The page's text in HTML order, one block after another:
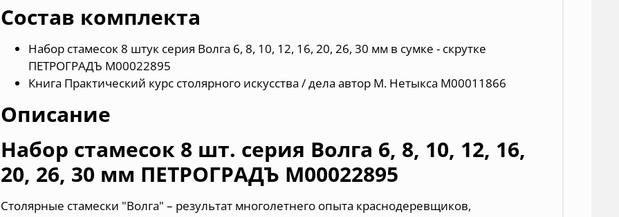
Состав комплекта
Набор стамесок 8 штук серия Волга 6, 8, 10, 12, 16, 20, 26, 30 мм в сумке - скрутке
ПЕТРОГРАДЪ М00022895
Книга Практический курс столярного искусства / дела автор М. Нетыкса М00011866
Описание
Набор стамесок 8 шт. серия Волга 6, 8, 10, 12, 16,
20, 26, 30 мм ПЕТРОГРАДЪ М00022895
Столярные стамески "Волга" – результат многолетнего опыта краснодеревщиков,